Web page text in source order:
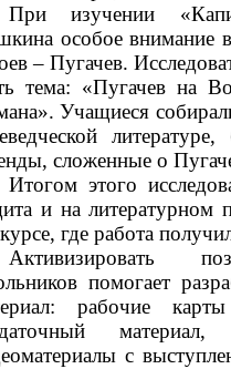
При изучении
особое внимание
– Пугачев.
тема: «Пугачев на
Учащиеся
сложенные о
Итогом этого
и на литературном
где работа
Активизировать
помогает
рабочие
с